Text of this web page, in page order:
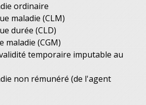
ordinaire
maladie (CLM)
durée (CLD)
maladie (CGM)
temporaire imputable au
non rémunéré (de l'agent